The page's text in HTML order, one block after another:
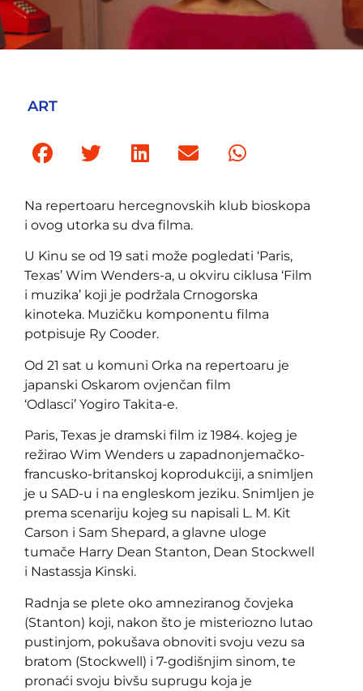
ART
Na repertoaru hercegnovskih klub bioskopa
i ovog utorka su dva filma.
U Kinu se od 19 sati može pogledati ‘Paris,
Texas’ Wim Wenders-a, u okviru ciklusa ‘Film
i muzika’ koji je podržala Crnogorska
kinoteka. Muzičku komponentu filma
potpisuje Ry Cooder.
Od 21 sat u komuni Orka na repertoaru je
japanski Oskarom ovjenčan film
‘Odlasci’ Yogiro Takita-e.
Paris, Texas je dramski film iz 1984. kojeg je
režirao Wim Wenders u zapadnonjemačko-
francusko-britanskoj koprodukciji, a snimljen
je u SAD-u i na engleskom jeziku. Snimljen je
prema scenariju kojeg su napisali L. M. Kit
Carson i Sam Shepard, a glavne uloge
tumače Harry Dean Stanton, Dean Stockwell
i Nastassja Kinski.
Radnja se plete oko amneziranog čovjeka
(Stanton) koji, nakon što je misteriozno lutao
pustinjom, pokušava obnoviti svoju vezu sa
bratom (Stockwell) i 7-godišnjim sinom, te
pronaći svoju bivšu suprugu koja je